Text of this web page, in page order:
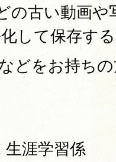
の古い動画や
して保存す
どをお持ち
生涯学習係